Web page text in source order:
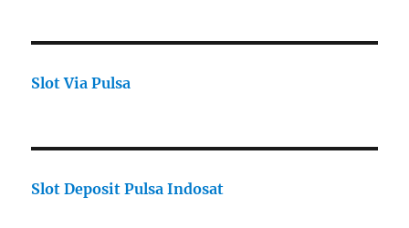
Slot Via Pulsa
Slot Deposit Pulsa Indosat